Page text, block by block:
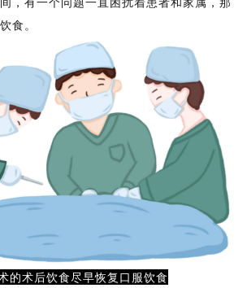
食。
的术后饮食尽早恢复口服饮食